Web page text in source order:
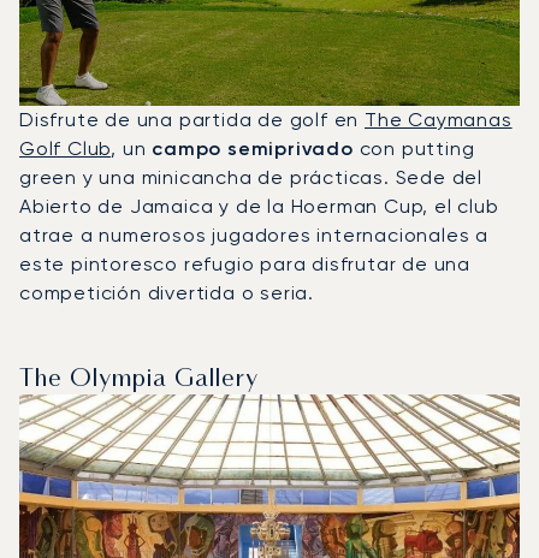
Disfrute de una partida de golf en The Caymanas
Golf Club, un campo semiprivado con putting
green y una minicancha de prácticas. Sede del
Abierto de Jamaica y de la Hoerman Cup, el club
atrae a numerosos jugadores internacionales a
este pintoresco refugio para disfrutar de una
competición divertida o seria.
The Olympia Gallery